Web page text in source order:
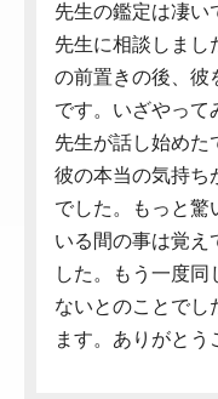
先生の鑑定は凄い
先生に相談しまし
の前置きの後、彼
です。いざやって
先生が話し始めた
彼の本当の気持ち
でした。もっと驚
いる間の事は覚え
した。もう一度
ないとのことでし
ます。ありがとう